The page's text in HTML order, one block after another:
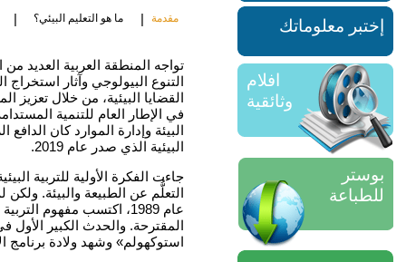
مقدمة | ما هو التعليم البيئي؟ |
تواجه المنطقة العربية العديد
التنوع البيولوجي وآثار استخراج
القضايا البيئية، من خلال تعزيز
في الإطار العام للتنمية
البيئة وإدارة الموارد كان
البيئية الذي صدر عام
جاءت الفكرة الأولية للتربية
التعلُّم عن الطبيعة والبيئة. ولكن
عام
، اكتسب مفهوم التربية
المقترحة. والحدث الكبير الأول
استوكهولم» وشهد ولادة برنامج
إختبر معلوماتك
افلام
وثائقية
بوستر
للطباعة